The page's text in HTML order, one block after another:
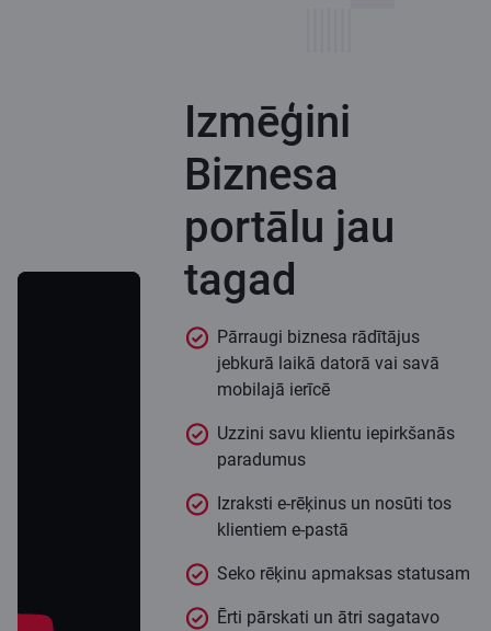
Izmēģini
Biznesa
portālu jau
tagad
Pārraugi biznesa rādītājus
jebkurā laikā datorā vai savā
mobilajā ierīcē
Uzzini savu klientu iepirkšanās
paradumus
Izraksti e-rēķinus un nosūti tos
klientiem e-pastā
Seko rēķinu apmaksas statusam
Ērti pārskati un ātri sagatavo